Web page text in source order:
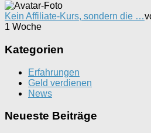
Kein Affiliate-Kurs, sondern die …
1 Woche
Kategorien
Erfahrungen
Geld verdienen
News
Neueste Beiträge